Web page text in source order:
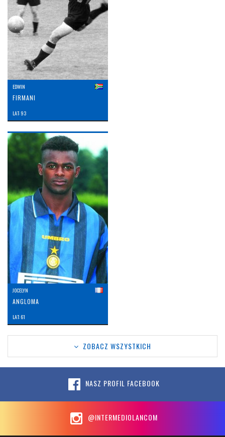
EDWIN
FIRMANI
LAT: 93
JOCELYN
ANGLOMA
LAT: 61
ZOBACZ WSZYSTKICH
NASZ PROFIL FACEBOOK
@INTERMEDIOLANCOM